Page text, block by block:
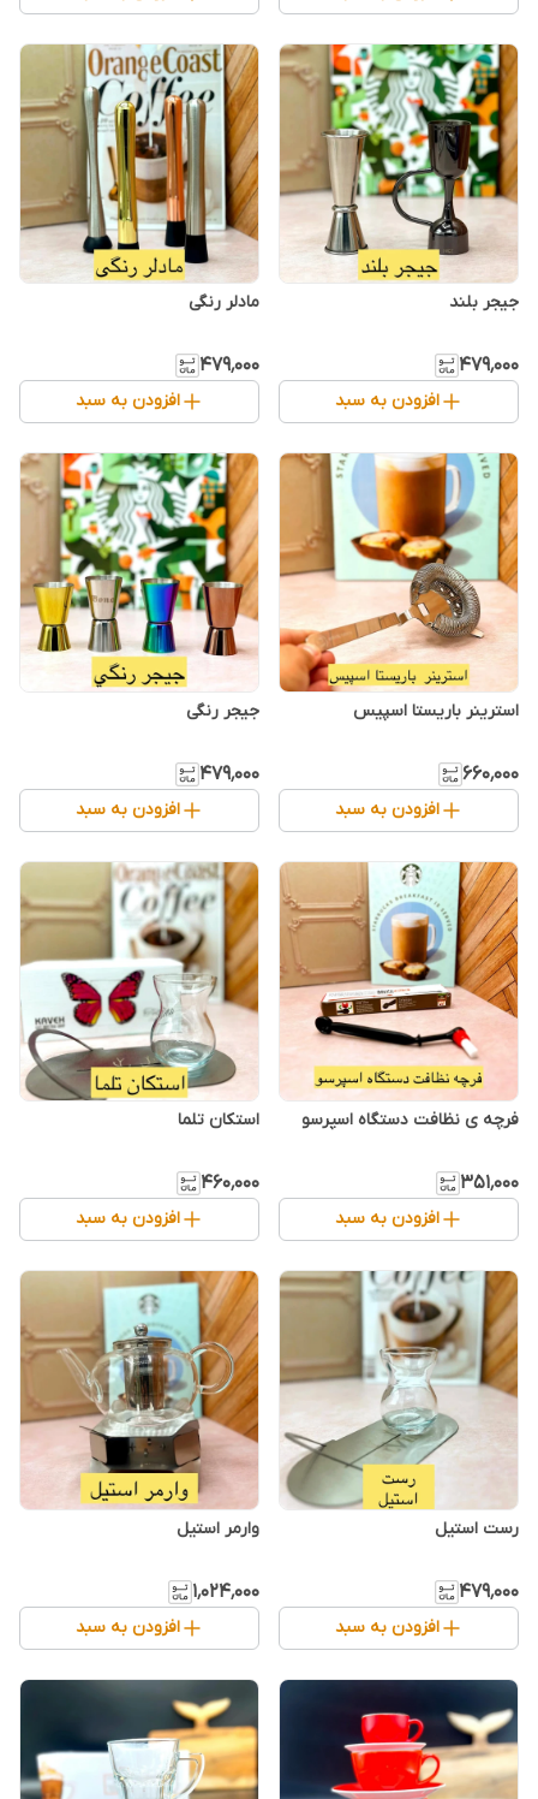
جیجر بلند
۴۷۹٬۰۰۰
افزودن به سبد
مادلر رنگی
۴۷۹٬۰۰۰
افزودن به سبد
استرینر باریستا اسپیس
۶۶۰٬۰۰۰
افزودن به سبد
جیجر رنگی
۴۷۹٬۰۰۰
افزودن به سبد
فرچه ی نظافت دستگاه اسپرسو
۳۵۱٬۰۰۰
افزودن به سبد
استکان تلما
۴۶۰٬۰۰۰
افزودن به سبد
رست استیل
۴۷۹٬۰۰۰
افزودن به سبد
وارمر استیل
۱٬۰۲۴٬۰۰۰
افزودن به سبد